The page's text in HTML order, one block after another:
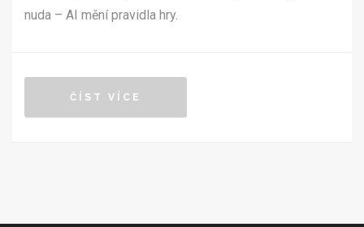
nuda – AI mění pravidla hry.
ČÍST VÍCE